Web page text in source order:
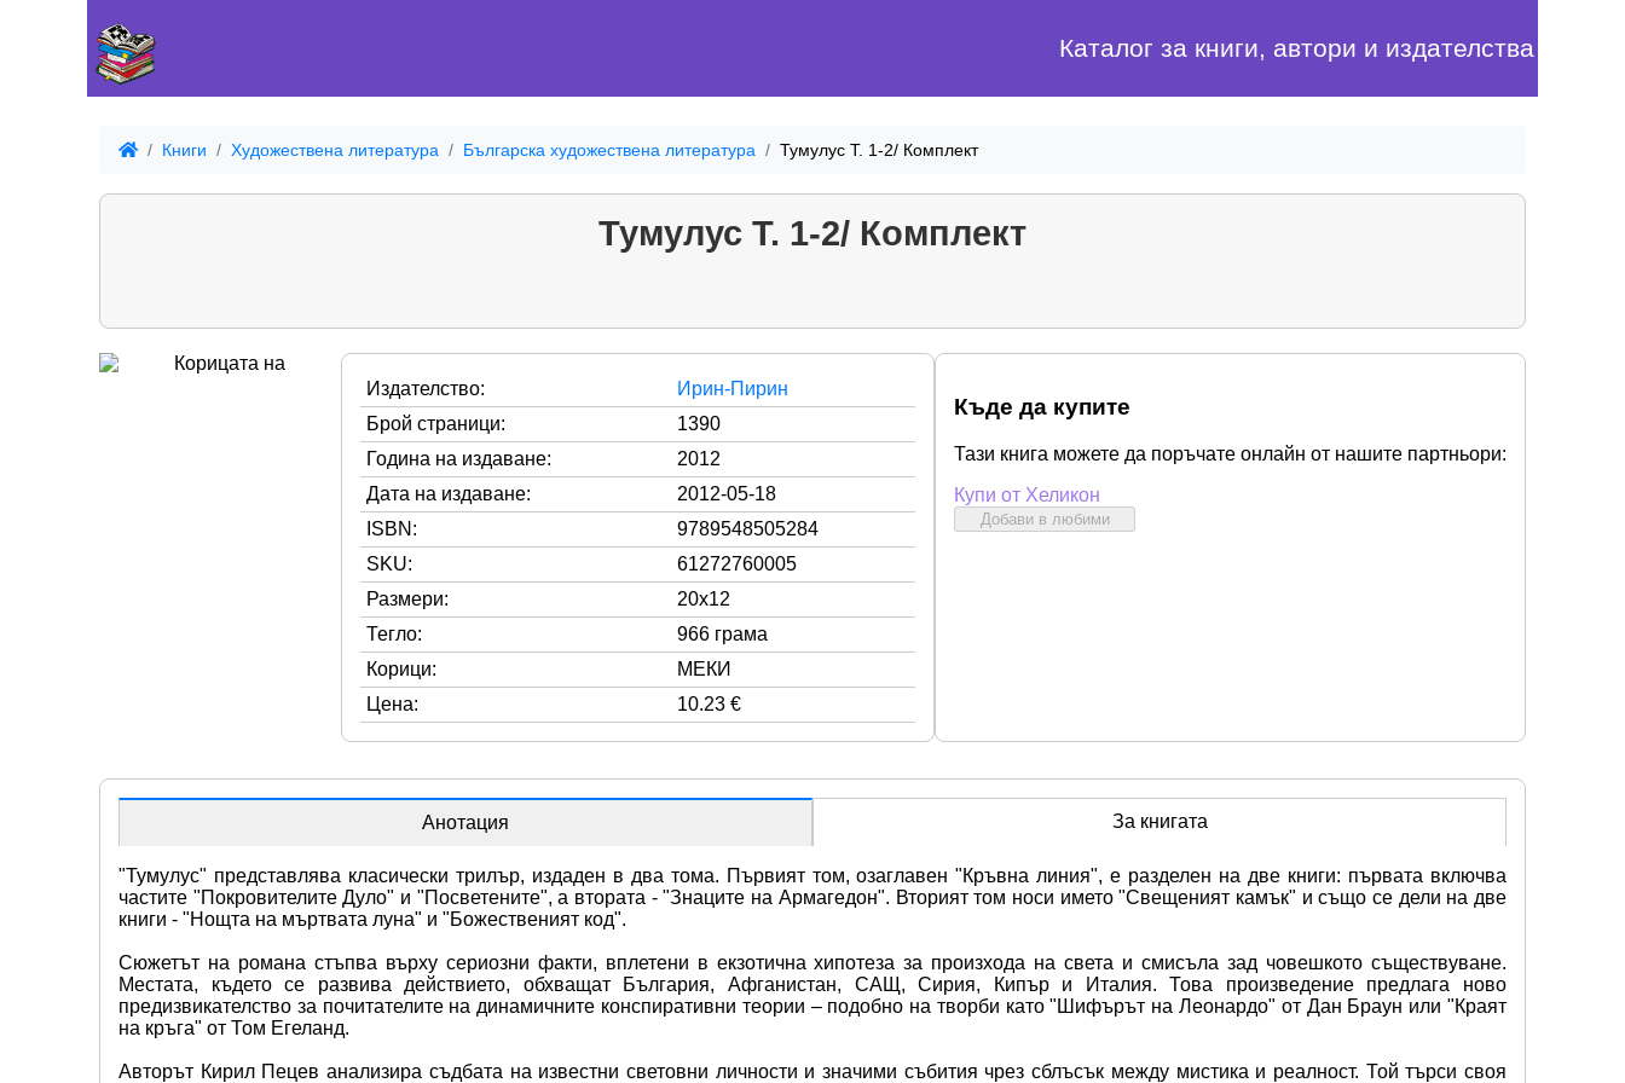
Каталог за книги, автори и издателства
Книги Художествена литература Българска художествена литература Тумулус Т. 1-2/ Комплект
Тумулус Т. 1-2/ Комплект
Издателство:
Ирин-Пирин
Брой страници:
1390
Година на издаване:
2012
Дата на издаване:
2012-05-18
ISBN:
9789548505284
SKU:
61272760005
Размери:
20x12
Тегло:
966 грама
Корици:
МЕКИ
Цена:
10.23 €
Къде да купите
Тази книга можете да поръчате онлайн от нашите партньори:
Купи от Хеликон
Добави в любими
Анотация За книгата
"Тумулус" представлява класически трилър, издаден в два тома. Първият том, озаглавен "Кръвна линия", е разделен на две книги: първата включва
частите "Покровителите Дуло" и "Посветените", а втората - "Знаците на Армагедон". Вторият том носи името "Свещеният камък" и също се дели на две
книги - "Нощта на мъртвата луна" и "Божественият код".
Сюжетът на романа стъпва върху сериозни факти, вплетени в екзотична хипотеза за произхода на света и смисъла зад човешкото съществуване.
Местата, където се развива действието, обхващат България, Афганистан, САЩ, Сирия, Кипър и Италия. Това произведение предлага ново
предизвикателство за почитателите на динамичните конспиративни теории – подобно на творби като "Шифърът на Леонардо" от Дан Браун или "Краят
на кръга" от Том Егеланд.
Авторът Кирил Пецев анализира съдбата на известни световни личности и значими събития чрез сблъсък между мистика и реалност. Той търси своя